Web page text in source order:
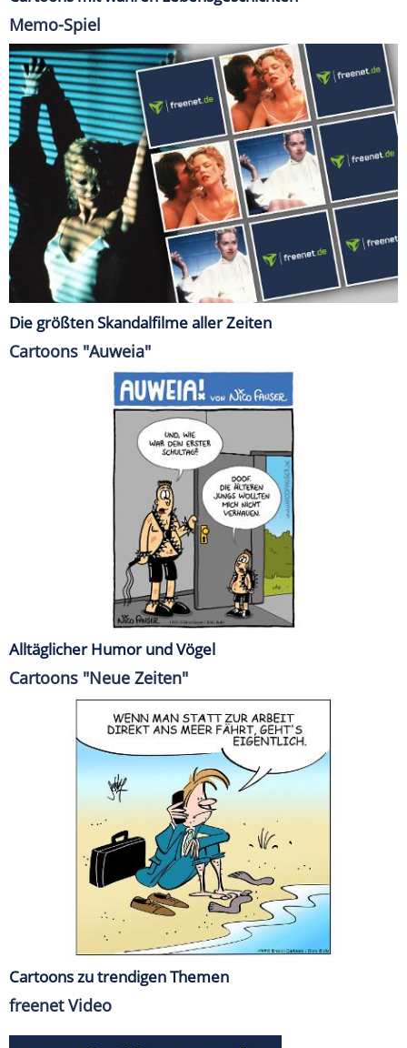
Memo-Spiel
Die größten Skandalfilme aller Zeiten
Cartoons "Auweia"
Alltäglicher Humor und Vögel
Cartoons "Neue Zeiten"
Cartoons zu trendigen Themen
freenet Video